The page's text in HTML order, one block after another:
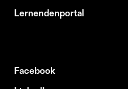
Lernendenportal
Facebook